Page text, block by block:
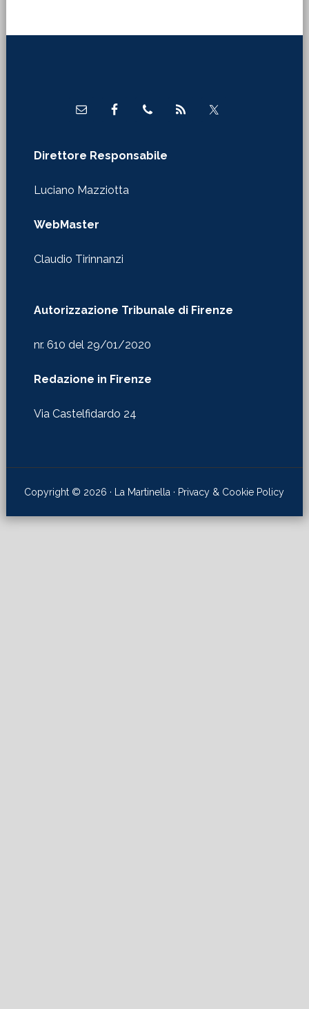
Direttore Responsabile
Luciano Mazziotta
WebMaster
Claudio Tirinnanzi
Autorizzazione Tribunale di Firenze
nr. 610 del 29/01/2020
Redazione in Firenze
Via Castelfidardo 24
Copyright © 2026 · La Martinella · Privacy & Cookie Policy